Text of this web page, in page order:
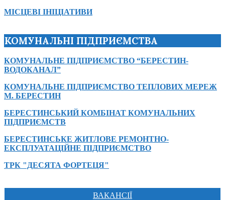
МІСЦЕВІ ІНІЦІАТИВИ
КОМУНАЛЬНІ ПІДПРИЄМСТВА
КОМУНАЛЬНЕ ПІДПРИЄМСТВО “БЕРЕСТИН-
ВОДОКАНАЛ”
КОМУНАЛЬНЕ ПІДПРИЄМСТВО ТЕПЛОВИХ МЕРЕЖ
М. БЕРЕСТИН
БЕРЕСТИНСЬКИЙ КОМБІНАТ КОМУНАЛЬНИХ
ПІДПРИЄМСТВ
БЕРЕСТИНСЬКЕ ЖИТЛОВЕ РЕМОНТНО-
ЕКСПЛУАТАЦІЙНЕ ПІДПРИЄМСТВО
ТРК "ДЕСЯТА ФОРТЕЦЯ"
ВАКАНСІЇ